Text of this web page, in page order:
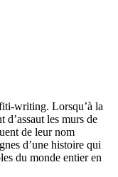
writing. Lorsqu’à la
d’assaut les murs de
de leur nom
d’une histoire qui
du monde entier en